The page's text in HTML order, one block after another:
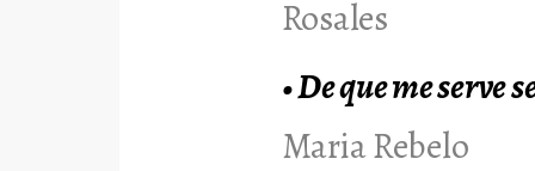
Rosales
•De que me serve
Maria Rebelo